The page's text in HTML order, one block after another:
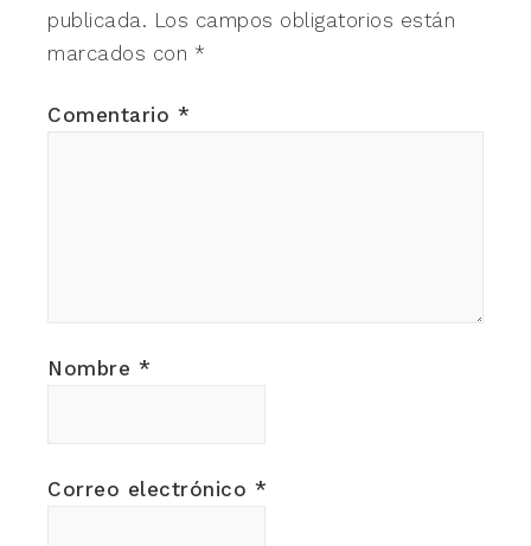
publicada. Los campos obligatorios están
marcados con *
Comentario *
Nombre *
Correo electrónico *